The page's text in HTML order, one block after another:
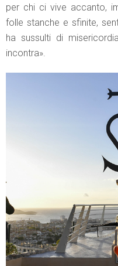
per chi ci vive accanto,
folle stanche e sfinite,
ha sussulti di
incontra».